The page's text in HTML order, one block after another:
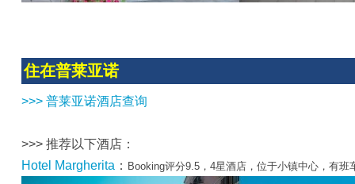
住在普莱亚诺
>>> 普莱亚诺酒店查询
>>> 推荐以下酒店：
Hotel Margherita ： Booking评分9.5，4星酒店，位于小镇中心，有班